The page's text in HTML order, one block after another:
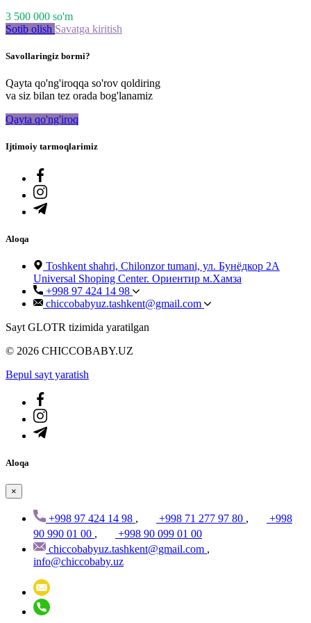
3 500 000 so'm
Sotib olish Savatga kiritish
Savollaringiz bormi?
Qayta qo'ng'iroqqa so'rov qoldiring
va siz bilan tez orada bog'lanamiz
Qayta qo'ng'iroq
Ijtimoiy tarmoqlarimiz
Aloqa
Toshkent shahri, Chilonzor tumani, ул. Бунёдкор 2А
Universal Shoping Center. Ориентир м.Хамза
+998 97 424 14 98
chiccobabyuz.tashkent@gmail.com
Sayt GLOTR tizimida yaratilgan
© 2026 CHICCOBABY.UZ
Bepul sayt yaratish
Aloqa
×
+998 97 424 14 98 , +998 71 277 97 80 ,
+998
90 990 01 00 ,
+998 90 099 01 00
chiccobabyuz.tashkent@gmail.com ,
info@chiccobaby.uz